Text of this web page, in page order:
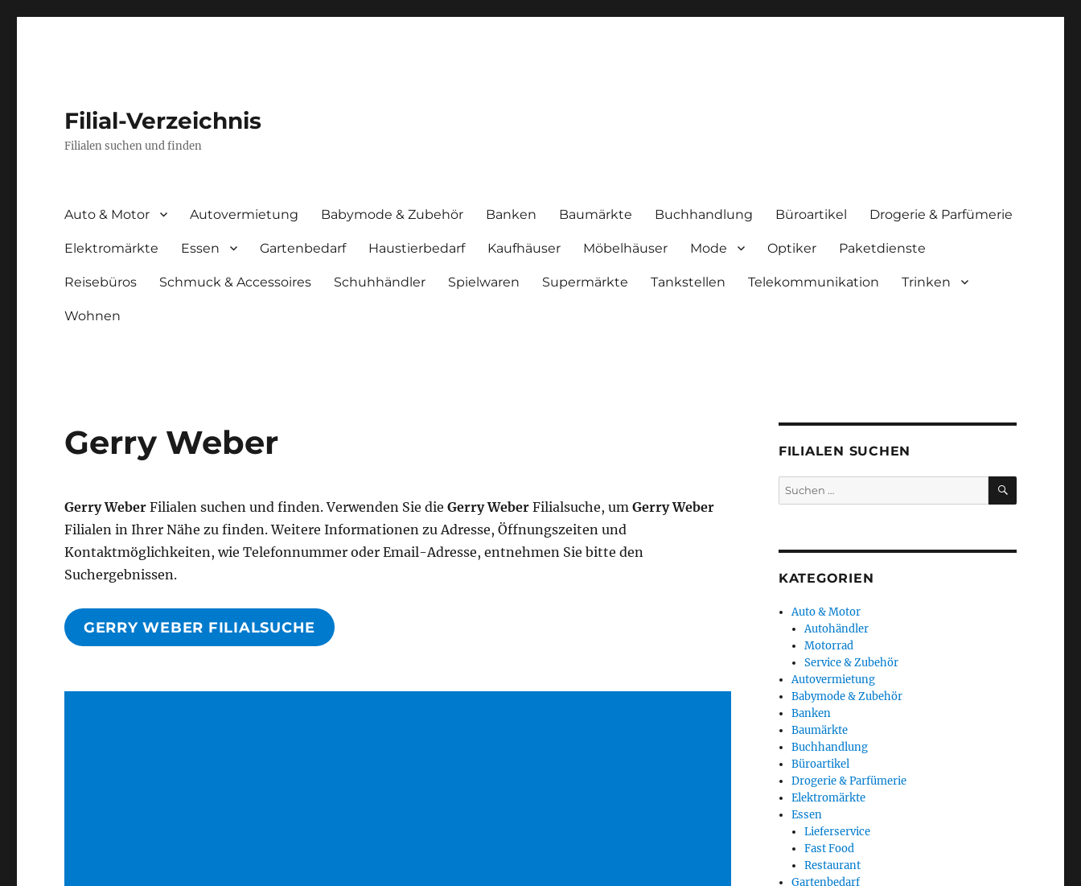
Filial-Verzeichnis
Filialen suchen und finden
Auto & Motor Autovermietung Babymode & Zubehör Banken Baumärkte Buchhandlung Büroartikel Drogerie & Parfümerie
Elektromärkte Essen Gartenbedarf Haustierbedarf Kaufhäuser Möbelhäuser Mode Optiker Paketdienste
Reisebüros Schmuck & Accessoires Schuhhändler Spielwaren Supermärkte Tankstellen Telekommunikation Trinken
Wohnen
Gerry Weber
Gerry Weber Filialen suchen und finden. Verwenden Sie dieGerry WeberFilialsuche, umGerry Weber
Filialen in Ihrer Nähe zu finden. Weitere Informationen zu Adresse, Öffnungszeiten und
Kontaktmöglichkeiten, wie Telefonnummer oder Email-Adresse, entnehmen Sie bitte den
Suchergebnissen.
GERRY WEBER FILIALSUCHE
FILIALEN SUCHEN
Suchen
nach:
SUCHEN
KATEGORIEN
Auto & Motor
Autohändler
Motorrad
Service & Zubehör
Autovermietung
Babymode & Zubehör
Banken
Baumärkte
Buchhandlung
Büroartikel
Drogerie & Parfümerie
Elektromärkte
Essen
Lieferservice
Fast Food
Restaurant
Gartenbedarf